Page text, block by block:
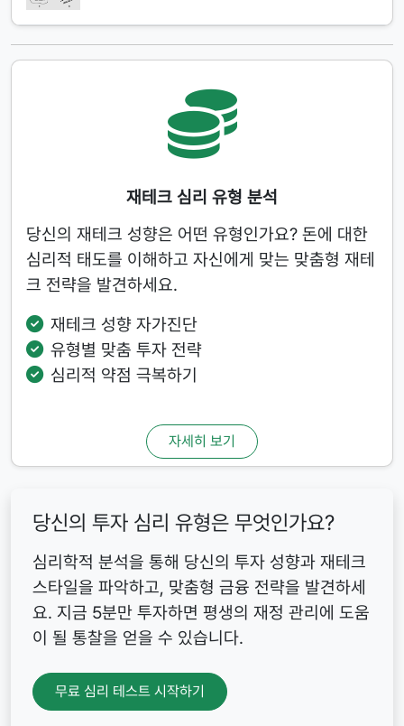
재테크 심리 유형 분석
당신의 재테크 성향은 어떤 유형인가요? 돈에 대한
심리적 태도를 이해하고 자신에게 맞는 맞춤형 재테
크 전략을 발견하세요.
재테크 성향 자가진단
유형별 맞춤 투자 전략
심리적 약점 극복하기
자세히 보기
당신의 투자 심리 유형은 무엇인가요?
심리학적 분석을 통해 당신의 투자 성향과 재테크
스타일을 파악하고, 맞춤형 금융 전략을 발견하세
요. 지금 5분만 투자하면 평생의 재정 관리에 도움
이 될 통찰을 얻을 수 있습니다.
무료 심리 테스트 시작하기